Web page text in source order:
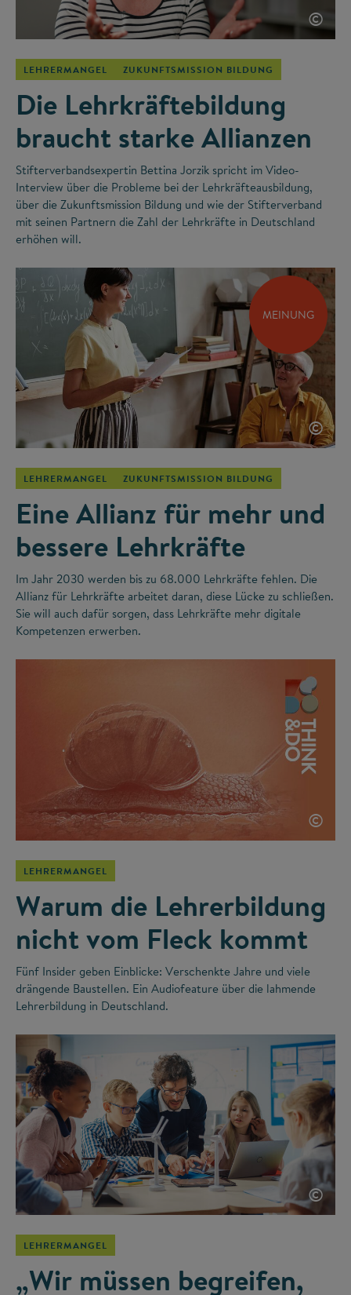
©
LEHRERMANGEL ZUKUNFTSMISSION BILDUNG
Die Lehrkräftebildung
braucht starke Allianzen
Stifterverbandsexpertin Bettina Jorzik spricht im Video-
Interview über die Probleme bei der Lehrkräfteausbildung,
über die Zukunftsmission Bildung und wie der Stifterverband
mit seinen Partnern die Zahl der Lehrkräfte in Deutschland
erhöhen will.
MEINUNG
©
LEHRERMANGEL ZUKUNFTSMISSION BILDUNG
Eine Allianz für mehr und
bessere Lehrkräfte
Im Jahr 2030 werden bis zu 68.000 Lehrkräfte fehlen. Die
Allianz für Lehrkräfte arbeitet daran, diese Lücke zu schließen.
Sie will auch dafür sorgen, dass Lehrkräfte mehr digitale
Kompetenzen erwerben.
©
LEHRERMANGEL
Warum die Lehrerbildung
nicht vom Fleck kommt
Fünf Insider geben Einblicke: Verschenkte Jahre und viele
drängende Baustellen. Ein Audiofeature über die lahmende
Lehrerbildung in Deutschland.
©
LEHRERMANGEL
„Wir müssen begreifen,